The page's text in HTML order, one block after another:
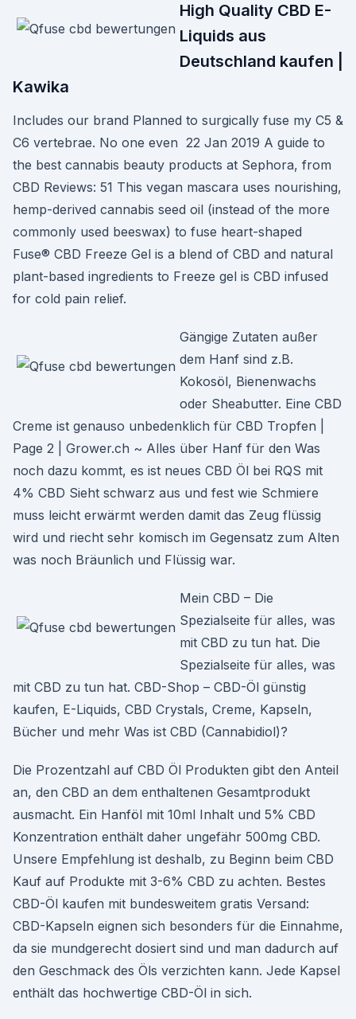
High Quality CBD E-
Liquids aus
Deutschland kaufen |
Kawika
Includes our brand Planned to surgically fuse my C5 &
C6 vertebrae. No one even 22 Jan 2019 A guide to
the best cannabis beauty products at Sephora, from
CBD Reviews: 51 This vegan mascara uses nourishing,
hemp-derived cannabis seed oil (instead of the more
commonly used beeswax) to fuse heart-shaped
Fuse® CBD Freeze Gel is a blend of CBD and natural
plant-based ingredients to Freeze gel is CBD infused
for cold pain relief.
Gängige Zutaten außer
dem Hanf sind z.B.
Kokosöl, Bienenwachs
oder Sheabutter. Eine CBD
Creme ist genauso unbedenklich für CBD Tropfen |
Page 2 | Grower.ch ~ Alles über Hanf für den Was
noch dazu kommt, es ist neues CBD Öl bei RQS mit
4% CBD Sieht schwarz aus und fest wie Schmiere
muss leicht erwärmt werden damit das Zeug flüssig
wird und riecht sehr komisch im Gegensatz zum Alten
was noch Bräunlich und Flüssig war.
Mein CBD – Die
Spezialseite für alles, was
mit CBD zu tun hat. Die
Spezialseite für alles, was
mit CBD zu tun hat. CBD-Shop – CBD-Öl günstig
kaufen, E-Liquids, CBD Crystals, Creme, Kapseln,
Bücher und mehr Was ist CBD (Cannabidiol)?
Die Prozentzahl auf CBD Öl Produkten gibt den Anteil
an, den CBD an dem enthaltenen Gesamtprodukt
ausmacht. Ein Hanföl mit 10ml Inhalt und 5% CBD
Konzentration enthält daher ungefähr 500mg CBD.
Unsere Empfehlung ist deshalb, zu Beginn beim CBD
Kauf auf Produkte mit 3-6% CBD zu achten. Bestes
CBD-Öl kaufen mit bundesweitem gratis Versand:
CBD-Kapseln eignen sich besonders für die Einnahme,
da sie mundgerecht dosiert sind und man dadurch auf
den Geschmack des Öls verzichten kann. Jede Kapsel
enthält das hochwertige CBD-Öl in sich.